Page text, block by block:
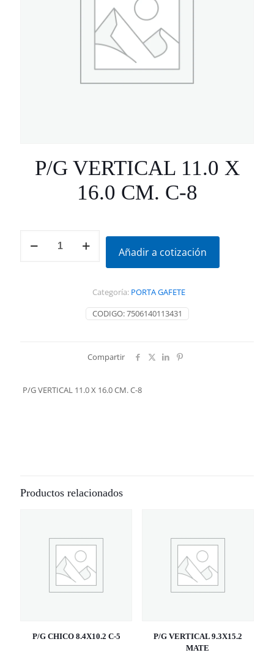
P/G VERTICAL 11.0 X
16.0 CM. C-8
VERTICAL
Añadir a cotización
CODIGO:7506140113431
Categoría: PORTA GAFETE
Compartir
P/G VERTICAL 11.0 X 16.0 CM. C-8
Productos relacionados
P/G CHICO 8.4X10.2 C-5
P/G VERTICAL 9.3X15.2
MATE